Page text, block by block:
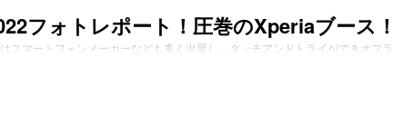
フォトレポート！圧巻のXperiaブー
スマートフォンメーカーなども多く出展し、タッチアンドトライができオ